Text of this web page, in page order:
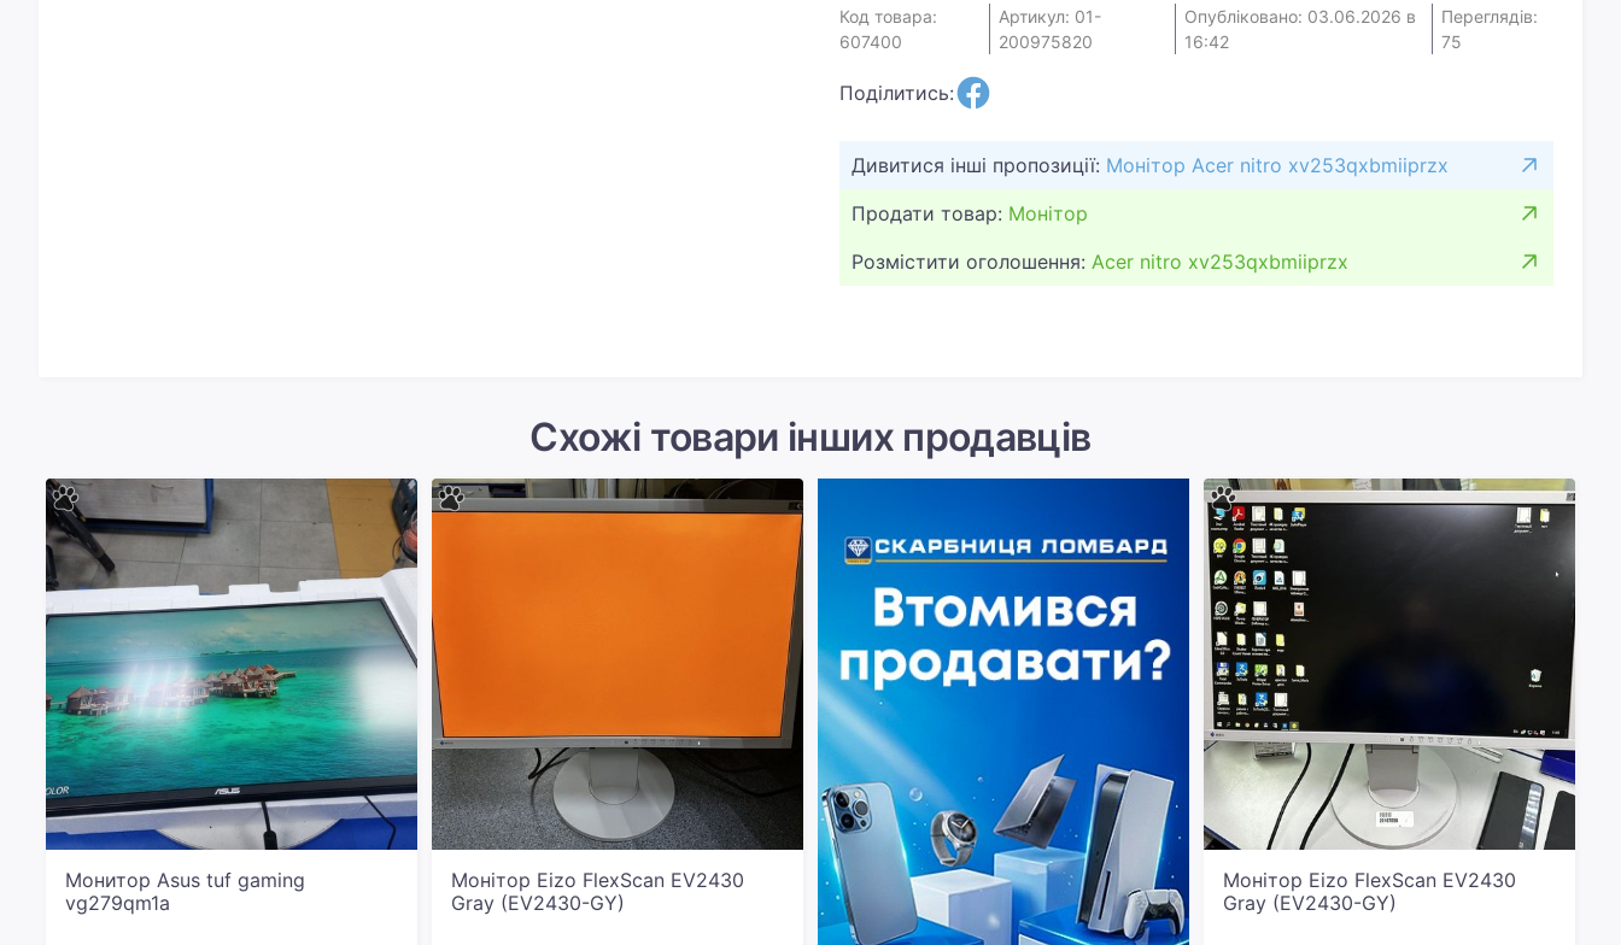
Код товара:
607400
Артикул: 01-
200975820
Опубліковано: 03.06.2026 в
16:42
Переглядів:
75
Поділитись:
Дивитися інші пропозиції: Монітор Acer nitro xv253qxbmiiprzx
Продати товар: Монітор
Розмістити оголошення: Acer nitro xv253qxbmiiprzx
Схожі товари інших продавців
Монитор Asus tuf gaming
vg279qm1a
Монітор Eizo FlexScan EV2430
Gray (EV2430-GY)
Монітор Eizo FlexScan EV2430
Gray (EV2430-GY)